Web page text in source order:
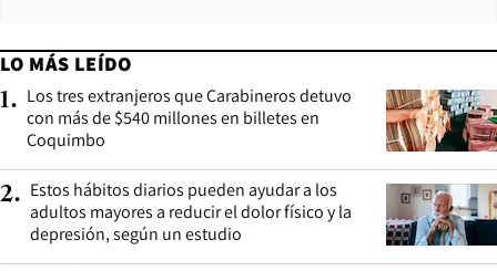
LO MÁS LEÍDO
1. Los tres extranjeros que Carabineros detuvo
con más de $540 millones en billetes en
Coquimbo
2. Estos hábitos diarios pueden ayudar a los
adultos mayores a reducir el dolor físico y la
depresión, según un estudio